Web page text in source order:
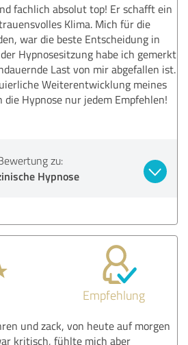
fachlich absolut top! Er schafft ein
Klima. Mich für die
war die beste Entscheidung in
Hypnosesitzung habe ich gemerkt
Last von mir abgefallen ist.
Weiterentwicklung meines
die Hypnose nur jedem Empfehlen!
zu:
Hypnose
Empfehlung
und zack, von heute auf morgen
kritisch, fühlte mich aber